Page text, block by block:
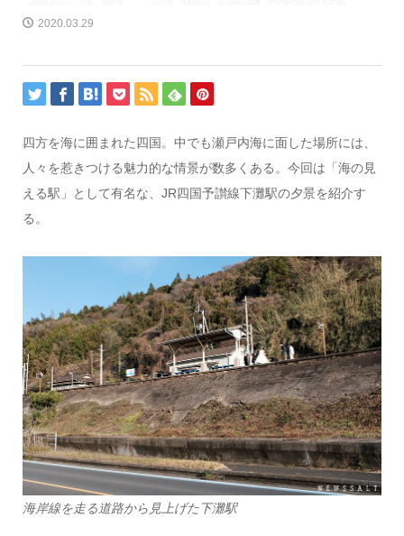
2020.03.29
四方を海に囲まれた四国。中でも瀬戸内海に面した場所には、
人々を惹きつける魅力的な情景が数多くある。今回は「海の見
える駅」として有名な、JR四国予讃線下灘駅の夕景を紹介す
る。
海岸線を走る道路から見上げた下灘駅